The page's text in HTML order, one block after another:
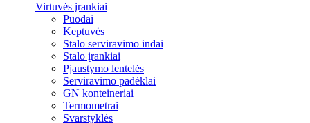
Virtuvės įrankiai
Puodai
Keptuvės
Stalo serviravimo indai
Stalo įrankiai
Pjaustymo lentelės
Serviravimo padėklai
GN konteineriai
Termometrai
Svarstyklės